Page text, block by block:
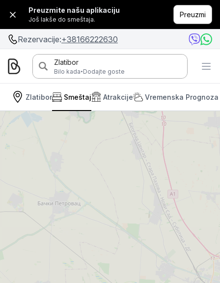
Preuzmite našu aplikaciju
Još lakše do smeštaja.
Preuzmi
Rezervacije:+38166222630
Zlatibor
Bilo kada·Dodajte goste
Zlatibor Smeštaj Atrakcije Vremenska Prognoza